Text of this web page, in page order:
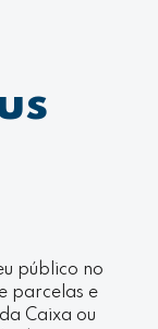
público no
parcelas e
Caixa ou